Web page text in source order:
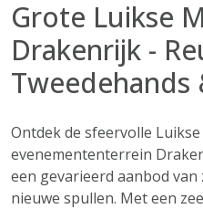
Grote Luikse
Drakenrijk -
Tweedehands
Ontdek de sfeervolle
evenemententerrein
een gevarieerd aanbod van
nieuwe spullen. Met een